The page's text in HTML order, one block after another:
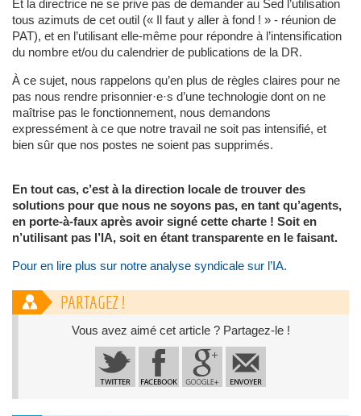
Et la directrice ne se prive pas de demander au Sed l’utilisation
tous azimuts de cet outil (« Il faut y aller à fond ! » - réunion de
PAT), et en l’utilisant elle-même pour répondre à l’intensification
du nombre et/ou du calendrier de publications de la DR.
À ce sujet, nous rappelons qu’en plus de règles claires pour ne
pas nous rendre prisonnier·e·s d’une technologie dont on ne
maîtrise pas le fonctionnement, nous demandons
expressément à ce que notre travail ne soit pas intensifié, et
bien sûr que nos postes ne soient pas supprimés.
En tout cas, c’est à la direction locale de trouver des
solutions pour que nous ne soyons pas, en tant qu’agents,
en porte-à-faux après avoir signé cette charte ! Soit en
n’utilisant pas l’IA, soit en étant transparente en le faisant.
Pour en lire plus sur notre analyse syndicale sur l’IA.
PARTAGEZ !
Vous avez aimé cet article ? Partagez-le !